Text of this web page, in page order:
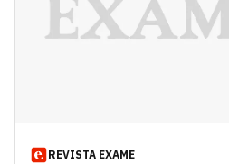
REVISTA EXAME